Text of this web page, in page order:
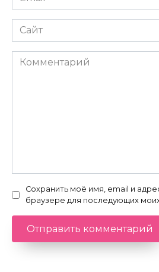
*
Сайт
Комментарий
Сохранить моё имя, email и
браузере для последующих